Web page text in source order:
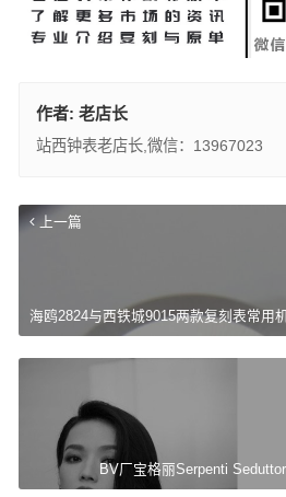
作者: 老店长
站西钟表老店长,微信：13967023
上一篇
海鸥2824与西铁城9015两款复刻表常用
BV厂宝格丽Serpenti